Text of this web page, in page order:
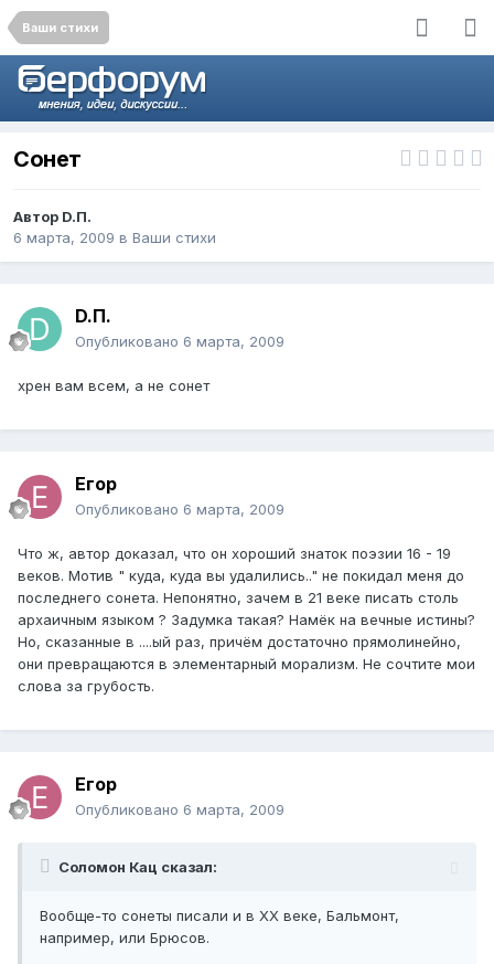
Ваши стихи
Сонет
Автор D.П.
6 марта, 2009 в Ваши стихи
D.П.
Опубликовано 6 марта, 2009
хрен вам всем, а не сонет
Егор
Опубликовано 6 марта, 2009
Что ж, автор доказал, что он хороший знаток поэзии 16 - 19
веков. Мотив " куда, куда вы удалились.." не покидал меня до
последнего сонета. Непонятно, зачем в 21 веке писать столь
архаичным языком ? Задумка такая? Намёк на вечные истины?
Но, сказанные в ....ый раз, причём достаточно прямолинейно,
они превращаются в элементарный морализм. Не сочтите мои
слова за грубость.
Егор
Опубликовано 6 марта, 2009
Соломон Кац сказал:
Вообще-то сонеты писали и в ХХ веке, Бальмонт,
например, или Брюсов.